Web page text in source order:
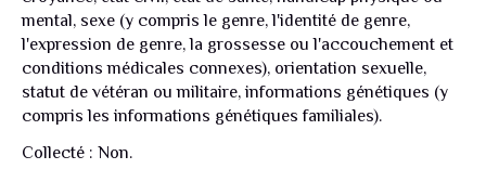
mental, sexe (y compris le genre, l'identité de genre,
l'expression de genre, la grossesse ou l'accouchement et
conditions médicales connexes), orientation sexuelle,
statut de vétéran ou militaire, informations génétiques (y
compris les informations génétiques familiales).
Collecté : Non.